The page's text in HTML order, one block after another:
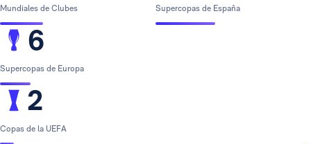
Mundiales de Clubes
6
Supercopas de Europa
2
Copas de la UEFA
Supercopas de España